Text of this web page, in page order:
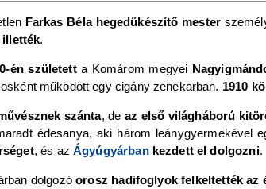
Farkas Béla hegedűkészítő mester
illették.
én születetta Komárom megyei
működött egy cigány zenekarban. 1910
szánta, de az első világháború
édesanya, aki három leánygyermekével
, és azÁgyúgyárbankezdett el dolgozni.
dolgozóorosz hadifoglyok felkeltették az